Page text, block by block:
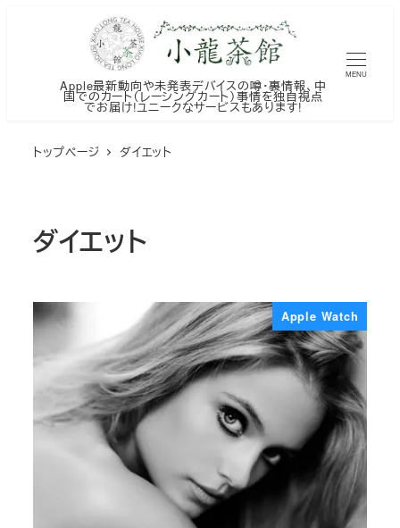
Apple最新動向や未発表デバイスの噂・裏情報、中
国でのカート（レーシングカート）事情を独自視点
でお届け!ユニークなサービスもあります!
MENU
トップページ ダイエット
ダイエット
Apple Watch